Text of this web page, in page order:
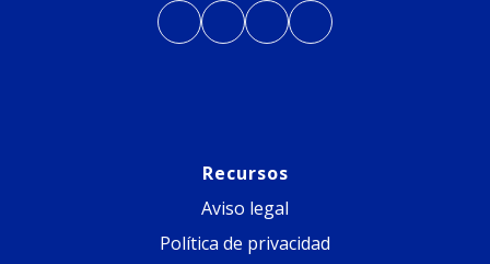
Recursos
Aviso legal
Política de privacidad